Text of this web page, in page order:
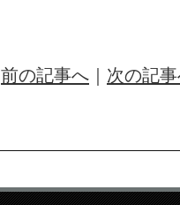
前の記事へ 次の記